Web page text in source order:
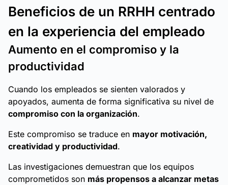
Beneficios de un RRHH centrado
en la experiencia del empleado
Aumento en el compromiso y la
productividad
Cuando los empleados se sienten valorados y
apoyados, aumenta de forma significativa su nivel de
compromiso con la organización.
Este compromiso se traduce en mayor motivación,
creatividad y productividad.
Las investigaciones demuestran que los equipos
comprometidos son más propensos a alcanzar metas